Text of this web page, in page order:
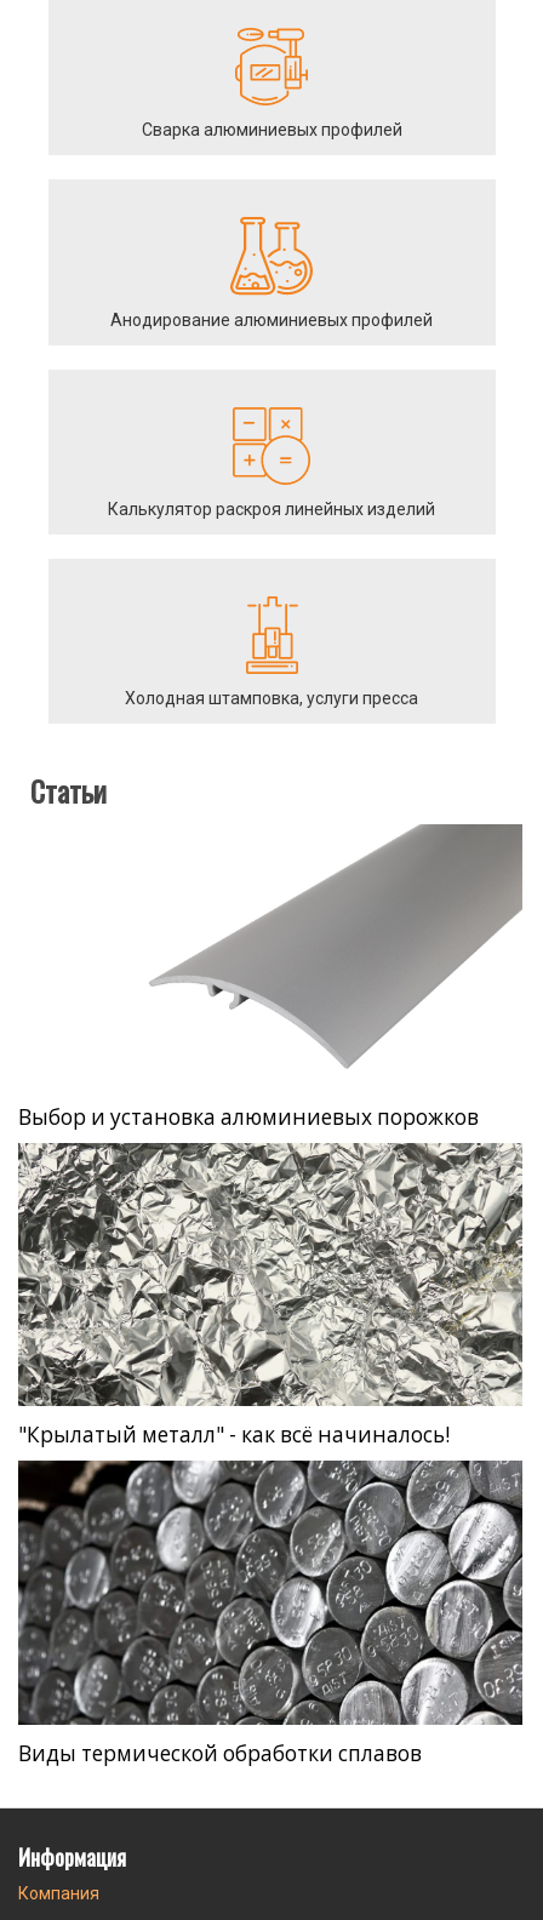
Сварка алюминиевых профилей
Анодирование алюминиевых профилей
Калькулятор раскроя линейных изделий
Холодная штамповка, услуги пресса
Статьи
Выбор и установка алюминиевых порожков
"Крылатый металл" - как всё начиналось!
Виды термической обработки сплавов
Информация
Компания